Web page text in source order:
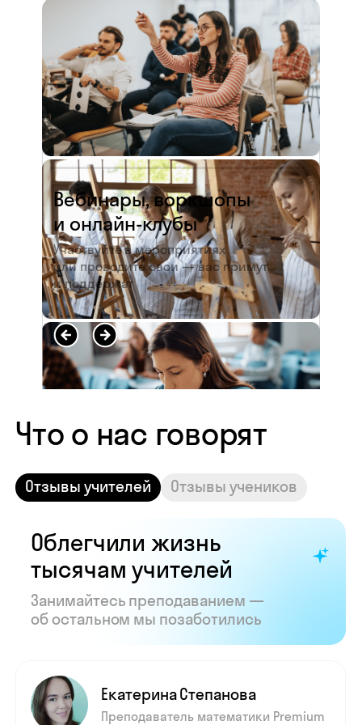
Вебинары, воркшопы
и онлайн-клубы
Участвуйте в мероприятиях
или проводите свои — вас примут
и поддержат
педагогический университет, пошла
преподавать в школу. Проработав в ней
5 лет, я поняла, что нужно двигать...
Читать полностью →
Показать все отзывы
Часто задаваемые
вопросы